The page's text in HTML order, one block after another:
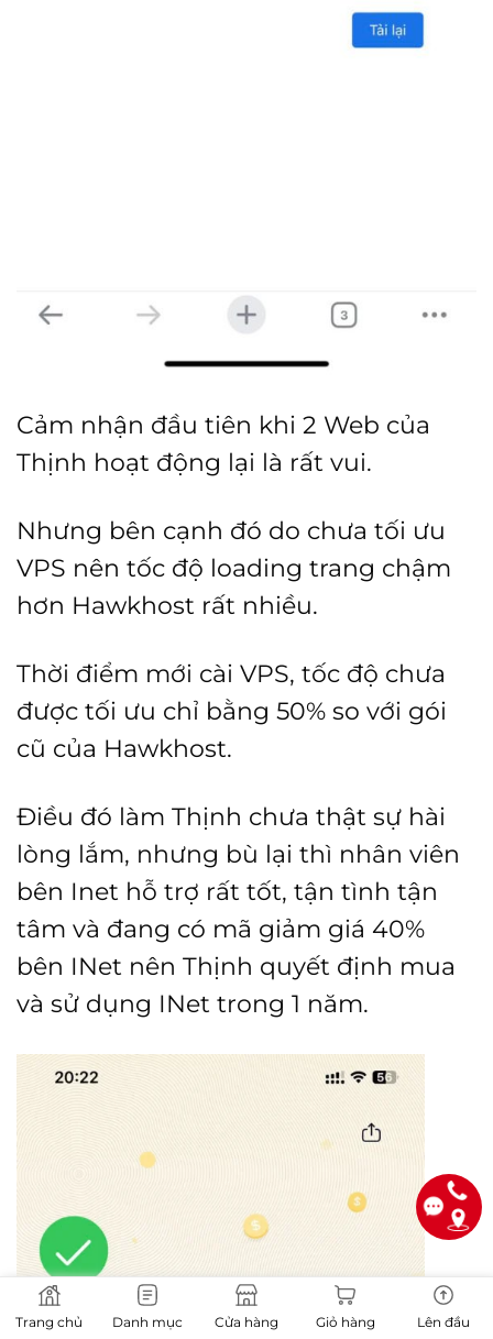
Cảm nhận đầu tiên khi 2 Web của
Thịnh hoạt động lại là rất vui.
Nhưng bên cạnh đó do chưa tối ưu
VPS nên tốc độ loading trang chậm
hơn Hawkhost rất nhiều.
Thời điểm mới cài VPS, tốc độ chưa
được tối ưu chỉ bằng 50% so với gói
cũ của Hawkhost.
Điều đó làm Thịnh chưa thật sự hài
lòng lắm, nhưng bù lại thì nhân viên
bên Inet hỗ trợ rất tốt, tận tình tận
tâm và đang có mã giảm giá 40%
bên INet nên Thịnh quyết định mua
và sử dụng INet trong 1 năm.
Trang chủ Danh mục Cửa hàng Giỏ hàng Lên đầu